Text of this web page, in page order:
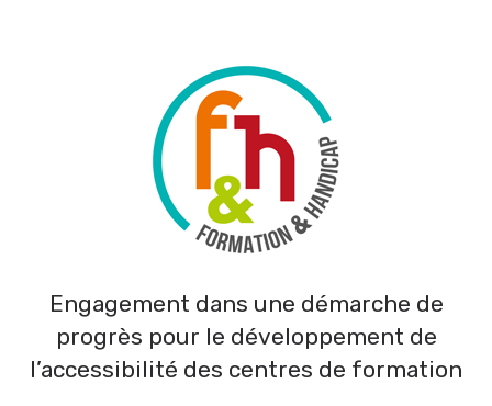
Engagement dans une démarche de
progrès pour le développement de
l’accessibilité des centres de formation